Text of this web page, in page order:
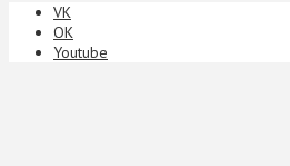
VK
ОК
Youtube